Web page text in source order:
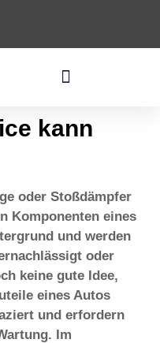
kann
oder Stoßdämpfer
Komponenten eines
und werden
oder
keine gute Idee,
eines Autos
und erfordern
Im